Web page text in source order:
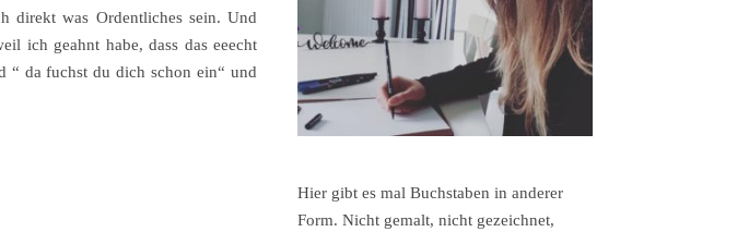
direkt was Ordentliches sein. Und
ich geahnt habe, dass das eeecht
“ da fuchst du dich schon ein“ und
Hier gibt es mal Buchstaben in anderer
Form. Nicht gemalt, nicht gezeichnet,